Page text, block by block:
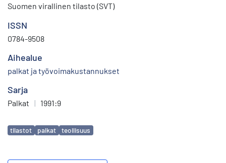
Suomen virallinen tilasto (SVT)
ISSN
0784-9508
Aihealue
palkat ja työvoimakustannukset
Sarja
Palkat | 1991:9
Avainsanat
tilastot palkat teollisuus